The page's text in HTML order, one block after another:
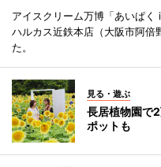
アイスクリーム万博「あいぱ
ハルカス近鉄本店（大阪市阿倍
た。
見る・遊ぶ
長居植物園で
ポットも